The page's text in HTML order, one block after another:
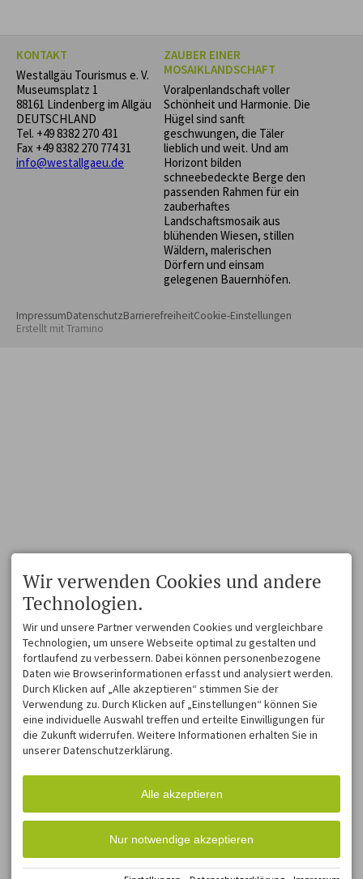
Witterung.
Abend voller Musik
und Gemeinschaft.
KONTAKT
Westallgäu Tourismus e. V.
Museumsplatz 1
88161 Lindenberg im Allgäu
DEUTSCHLAND
Tel. +49 8382 270 431
Fax +49 8382 270 774 31
info@westallgaeu.de
ZAUBER EINER
MOSAIKLANDSCHAFT
Voralpenlandschaft voller
Schönheit und Harmonie. Die
Hügel sind sanft
geschwungen, die Täler
lieblich und weit. Und am
Horizont bilden
schneebedeckte Berge den
passenden Rahmen für ein
zauberhaftes
Landschaftsmosaik aus
blühenden Wiesen, stillen
Wäldern, malerischen
Dörfern und einsam
gelegenen Bauernhöfen.
ImpressumDatenschutzBarrierefreiheitCookie-Einstellungen
Erstellt mitTramino
Wir verwenden Cookies und andere
Technologien.
Wir und unsere Partner verwenden Cookies und vergleichbare
Technologien, um unsere Webseite optimal zu gestalten und
fortlaufend zu verbessern. Dabei können personenbezogene
Daten wie Browserinformationen erfasst und analysiert werden.
Durch Klicken auf „Alle akzeptieren“ stimmen Sie der
Verwendung zu. Durch Klicken auf „Einstellungen“ können Sie
eine individuelle Auswahl treffen und erteilte Einwilligungen für
die Zukunft widerrufen. Weitere Informationen erhalten Sie in
unserer Datenschutzerklärung.
Alle akzeptieren
Nur notwendige akzeptieren